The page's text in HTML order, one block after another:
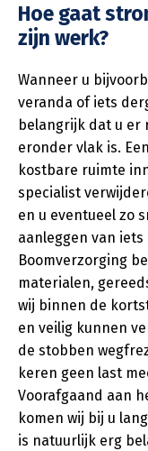
Hoe gaat
zijn werk?
Wanneer u
veranda of iets
belangrijk dat u er
eronder vlak is.
kostbare ruimte
specialist
en u eventueel zo
aanleggen van
Boomverzorging
materialen,
wij binnen de
en veilig kunnen
de stobben
keren geen last
Voorafgaand aan
komen wij bij u
is natuurlijk erg